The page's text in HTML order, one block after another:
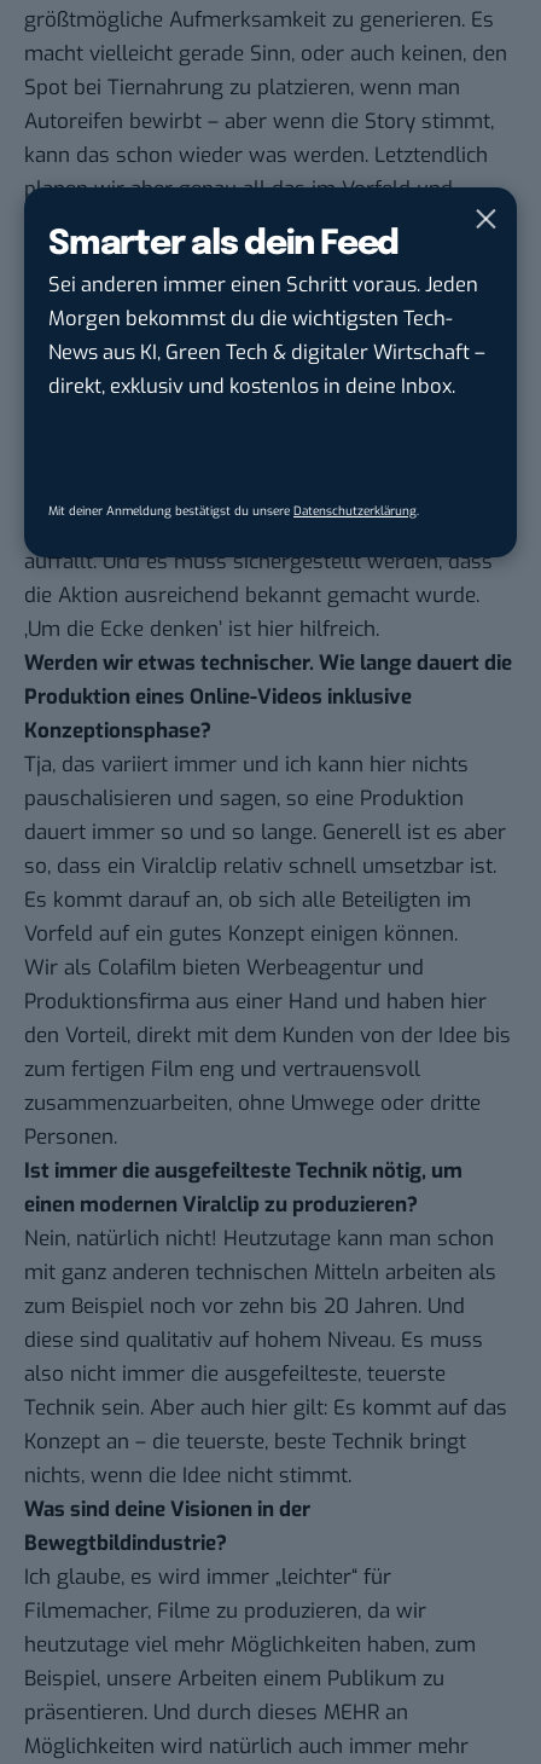
Smarter als dein Feed
Sei anderen immer einen Schritt voraus. Jeden
Morgen bekommst du die wichtigsten Tech-
News aus KI, Green Tech & digitaler Wirtschaft –
direkt, exklusiv und kostenlos in deine Inbox.
Mit deiner Anmeldung bestätigst du unsere Datenschutzerklärung.
größtmögliche Aufmerksamkeit zu generieren. Es
macht vielleicht gerade Sinn, oder auch keinen, den
Spot bei Tiernahrung zu platzieren, wenn man
Autoreifen bewirbt – aber wenn die Story stimmt,
kann das schon wieder was werden. Letztendlich
planen wir aber genau all das im Vorfeld und
stimmen uns mit dem Kunden ab.
Das Internet ist unberechenbar. Ist eine gewisse
Risikobereitschaft zu neuen Viraltrends besonders
wichtig?
Ich finde schon! Das ist ganz wichtig. Man kann nie
alles im Vorfeld bei einem viralen Clip zu 100%
oder sogar verstörend ist und dadurch dann
auffällt. Und es muss sichergestellt werden, dass
die Aktion ausreichend bekannt gemacht wurde.
‚Um die Ecke denken’ ist hier hilfreich.
Werden wir etwas technischer. Wie lange dauert die
Produktion eines Online-Videos inklusive
Konzeptionsphase?
Tja, das variiert immer und ich kann hier nichts
pauschalisieren und sagen, so eine Produktion
dauert immer so und so lange. Generell ist es aber
so, dass ein Viralclip relativ schnell umsetzbar ist.
Es kommt darauf an, ob sich alle Beteiligten im
Vorfeld auf ein gutes Konzept einigen können.
Wir als Colafilm bieten Werbeagentur und
Produktionsfirma aus einer Hand und haben hier
den Vorteil, direkt mit dem Kunden von der Idee bis
zum fertigen Film eng und vertrauensvoll
zusammenzuarbeiten, ohne Umwege oder dritte
Personen.
Ist immer die ausgefeilteste Technik nötig, um
einen modernen Viralclip zu produzieren?
Nein, natürlich nicht! Heutzutage kann man schon
mit ganz anderen technischen Mitteln arbeiten als
zum Beispiel noch vor zehn bis 20 Jahren. Und
diese sind qualitativ auf hohem Niveau. Es muss
also nicht immer die ausgefeilteste, teuerste
Technik sein. Aber auch hier gilt: Es kommt auf das
Konzept an – die teuerste, beste Technik bringt
nichts, wenn die Idee nicht stimmt.
Was sind deine Visionen in der
Bewegtbildindustrie?
Ich glaube, es wird immer „leichter“ für
Filmemacher, Filme zu produzieren, da wir
heutzutage viel mehr Möglichkeiten haben, zum
Beispiel, unsere Arbeiten einem Publikum zu
präsentieren. Und durch dieses MEHR an
Möglichkeiten wird natürlich auch immer mehr